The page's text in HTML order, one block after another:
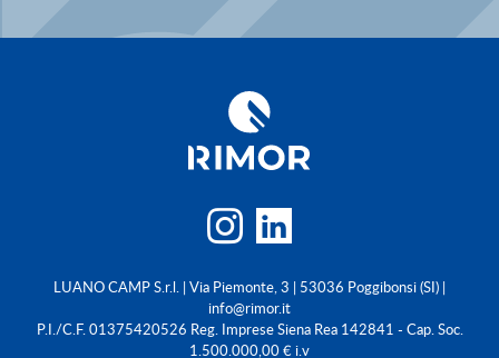
LUANO CAMP S.r.l. | Via Piemonte, 3 | 53036 Poggibonsi (SI) |
info@rimor.it
P.I./C.F. 01375420526 Reg. Imprese Siena Rea 142841 - Cap. Soc.
1.500.000,00 € i.v